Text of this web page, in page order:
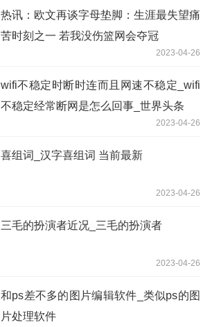
热讯：欧文再谈字母垫脚：生涯最失望痛
苦时刻之一 若我没伤篮网会夺冠
2023-04-26
wifi不稳定时断时连而且网速不稳定_wifi
不稳定经常断网是怎么回事_世界头条
2023-04-26
喜组词_汉字喜组词 当前最新
2023-04-26
三毛的扮演者近况_三毛的扮演者
2023-04-26
和ps差不多的图片编辑软件_类似ps的图
片处理软件